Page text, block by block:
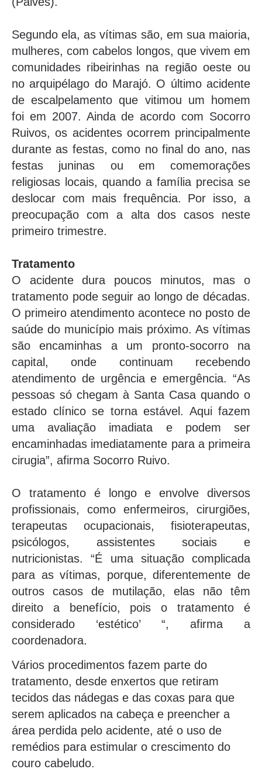
Segundo ela, as vítimas são, em sua maioria,
mulheres, com cabelos longos, que vivem em
comunidades ribeirinhas na região oeste ou
no arquipélago do Marajó. O último acidente
de escalpelamento que vitimou um homem
foi em 2007. Ainda de acordo com Socorro
Ruivos, os acidentes ocorrem principalmente
durante as festas, como no final do ano, nas
festas juninas ou em comemorações
religiosas locais, quando a família precisa se
deslocar com mais frequência. Por isso, a
preocupação com a alta dos casos neste
primeiro trimestre.
Tratamento
O acidente dura poucos minutos, mas o
tratamento pode seguir ao longo de décadas.
O primeiro atendimento acontece no posto de
saúde do município mais próximo. As vítimas
são encaminhas a um pronto-socorro na
capital, onde continuam recebendo
atendimento de urgência e emergência. “As
pessoas só chegam à Santa Casa quando o
estado clínico se torna estável. Aqui fazem
uma avaliação imadiata e podem ser
encaminhadas imediatamente para a primeira
cirugia”, afirma Socorro Ruivo.
O tratamento é longo e envolve diversos
profissionais, como enfermeiros, cirurgiões,
terapeutas ocupacionais, fisioterapeutas,
psicólogos, assistentes sociais e
nutricionistas. “É uma situação complicada
para as vítimas, porque, diferentemente de
outros casos de mutilação, elas não têm
direito a benefício, pois o tratamento é
considerado ‘estético’ “, afirma a
coordenadora.
Vários procedimentos fazem parte do
tratamento, desde enxertos que retiram
tecidos das nádegas e das coxas para que
serem aplicados na cabeça e preencher a
área perdida pelo acidente, até o uso de
remédios para estimular o crescimento do
couro cabeludo.